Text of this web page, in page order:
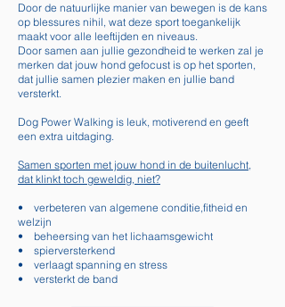
Door de natuurlijke manier van bewegen is de kans
op blessures nihil, wat deze sport toegankelijk
maakt voor alle leeftijden en niveaus.
Door samen aan jullie gezondheid te werken zal je
merken dat jouw hond gefocust is op het sporten,
dat jullie samen plezier maken en jullie band
versterkt.
Dog Power Walking is leuk, motiverend en geeft
een extra uitdaging.
Samen sporten met jouw hond in de buitenlucht,
dat klinkt toch geweldig, niet?
• verbeteren van algemene conditie,fitheid en
welzijn
• beheersing van het lichaamsgewicht
• spierversterkend
• verlaagt spanning en stress
• versterkt de band